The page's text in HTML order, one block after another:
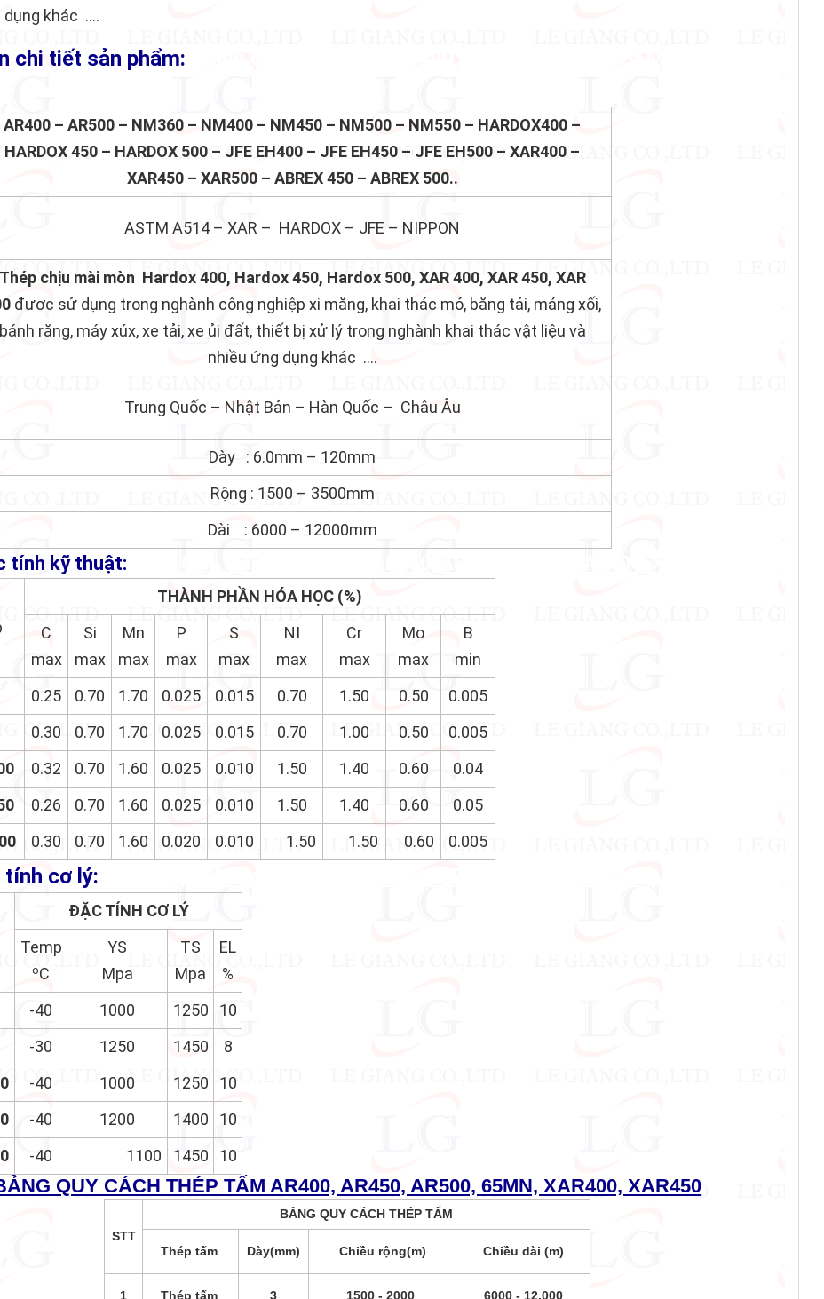
dụng khác ….
chi tiết sản phẩm:
AR400 – AR500 – NM360 – NM400 – NM450 – NM500 – NM550 – HARDOX400 –
HARDOX 450 – HARDOX 500 – JFE EH400 – JFE EH450 – JFE EH500 – XAR400 –
XAR450 – XAR500 – ABREX 450 – ABREX 500..
ASTM A514 – XAR – HARDOX – JFE – NIPPON
Thép chịu mài mòn Hardox 400, Hardox 450, Hardox 500, XAR 400, XAR 450, XAR
đươc sử dụng trong nghành công nghiệp xi măng, khai thác mỏ, băng tải, máng xối,
bánh răng, máy xúx, xe tải, xe ủi đất, thiết bị xử lý trong nghành khai thác vật liệu và
nhiều ứng dụng khác ….
Trung Quốc – Nhật Bản – Hàn Quốc – Châu Âu
Dày : 6.0mm – 120mm
Rộng : 1500 – 3500mm
Dài : 6000 – 12000mm
tính kỹ thuật:
THÀNH PHẦN HÓA HỌC (%)
C
max
Si
max
Mn
max
P
max
S
max
NI
max
Cr
max
Mo
max
B
min
0.25 0.70 1.70 0.025 0.015 0.70 1.50 0.50
0.005
0.30 0.70 1.70 0.025 0.015 0.70 1.00 0.50
0.005
0.32 0.70 1.60 0.025 0.010 1.50 1.40 0.60
0.04
0.26 0.70 1.60 0.025 0.010 1.50 1.40 0.60
0.05
0.30 0.70 1.60 0.020 0.010 1.50 1.50 0.60 0.005
cơ lý:
ĐẶC TÍNH CƠ LÝ
Temp
oC
YS
Mpa
TS
Mpa
EL
%
-40 1000 1250
10
-30 1250 1450
8
-40 1000 1250
10
-40 1200 1400
10
-40 1100 1450 10
QUY CÁCH THÉP TẤM AR400, AR450, AR500, 65MN, XAR400, XAR450
STT
BẢNG QUY CÁCH THÉP TẤM
Thép tấm Dày(mm) Chiều rộng(m) Chiều dài (m)
1 Thép tấm 3 1500 - 2000 6000 - 12.000